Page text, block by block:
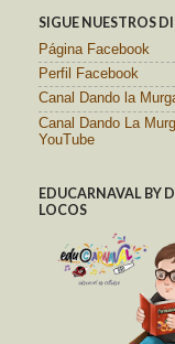
SIGUE NUESTROS
Página Facebook
Perfil Facebook
Canal Dando la
Canal Dando La
YouTube
EDUCARNAVAL BY
LOCOS